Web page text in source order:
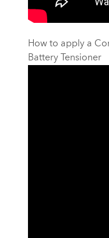
How to apply a
Battery Tensioner